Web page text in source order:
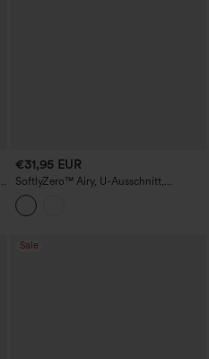
€31,95 EUR
SoftlyZero™ Airy, U-Ausschnitt,
verstellbare Träger, integrierter BH,
lässiges Tanktop für Körbchengrößen B-
D
Sale